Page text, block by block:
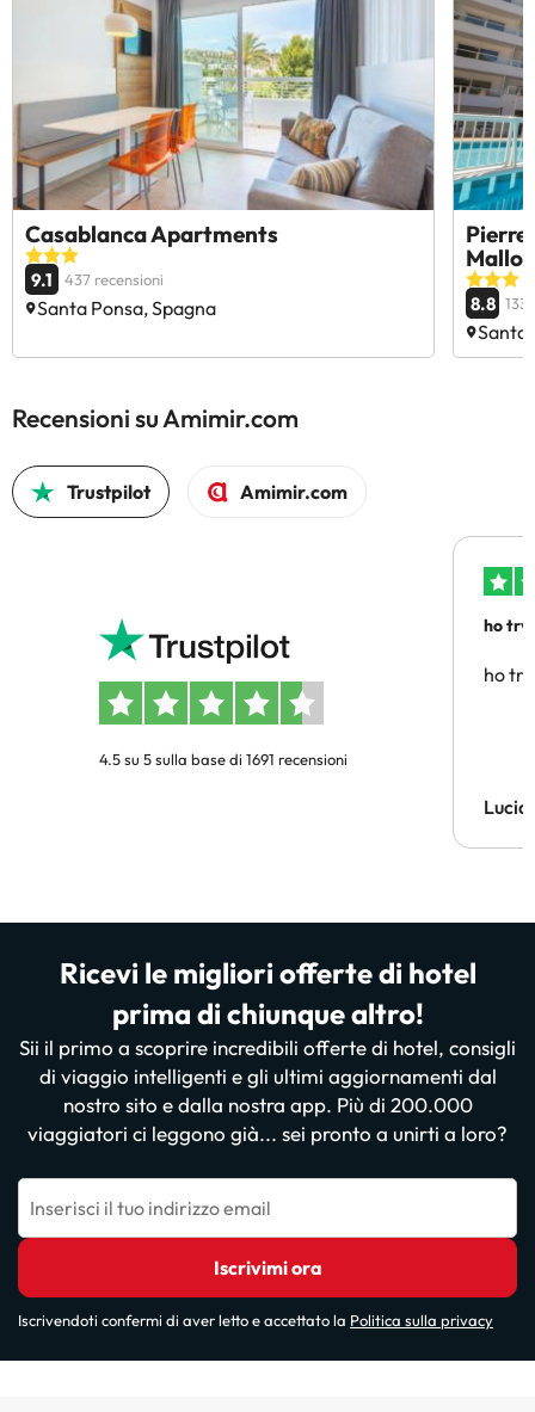
Casablanca Apartments
9.1 437 recensioni
Santa Ponsa, Spagna 8.8
Santa
Recensioni su Amimir.com
Trustpilot Amimir.com
4.5 su 5 sulla base di 1691 recensioni
ho
ho
Lucia
Ricevi le migliori offerte di hotel
prima di chiunque altro!
Sii il primo a scoprire incredibili offerte di hotel, consigli
di viaggio intelligenti e gli ultimi aggiornamenti dal
nostro sito e dalla nostra app. Più di 200.000
viaggiatori ci leggono già... sei pronto a unirti a loro?
Inserisci il tuo indirizzo email
Iscrivimi ora
Iscrivendoti confermi di aver letto e accettato la Politica sulla privacy